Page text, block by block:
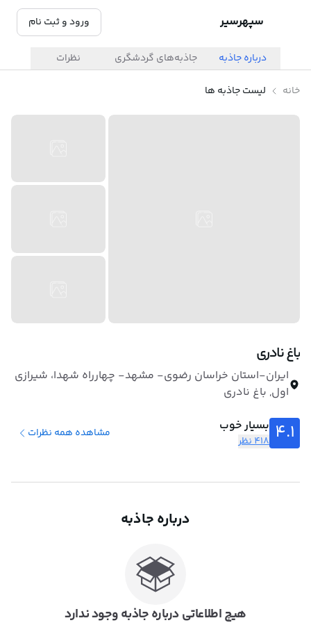
سپهرسیر ورود و ثبت نام
درباره جاذبه جاذبه‌های گردشگری نظرات
خانه لیست جاذبه ها
باغ نادری
ایران-استان خراسان رضوی- مشهد- چهارراه شهدا، شیرازی
اول, باغ نادری
4.1 بسیار خوب
418 نظر
مشاهده همه نظرات
درباره جاذبه
هیچ اطلاعاتی درباره جاذبه وجود ندارد